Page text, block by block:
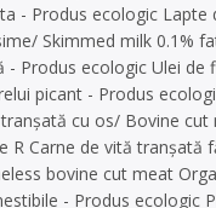
- Produs ecologic Lapte
Skimmed milk 0.1%
- Produs ecologic Ulei de
picant - Produs
cu os/ Bovine cut
R Carne de vită tranșată
bovine cut meat
- Produs ecologic